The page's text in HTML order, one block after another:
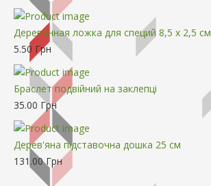
Деревянная ложка для специй 8,5 x 2,5 см
5.50 Грн
Браслет подвійний на заклепці
35.00 Грн
Дерев'яна підставочна дошка 25 см
131.00 Грн